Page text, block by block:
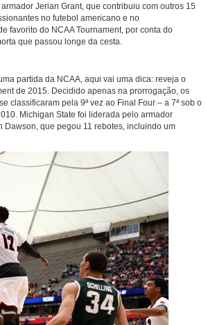
Jerian Grant, que contribuiu com outros 15
no futebol americano e no
favorito do NCAA Tournament, por conta do
que passou longe da cesta.
partida da NCAA, aqui vai uma dica: reveja o
de 2015. Decidido apenas na prorrogação, os
classificaram pela 9ª vez ao Final Four – a 7ª sob o
Michigan State foi liderada pelo armador
que pegou 11 rebotes, incluindo um